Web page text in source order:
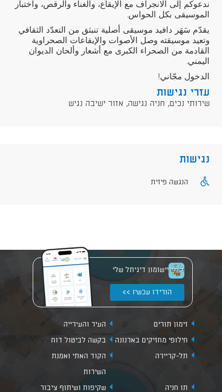
ندعوكم إلى الانجراف مع الإيقاع، والغناء والرقص، واختبار
الموسيقى بكل الحواس.
يقدّم سَهَر دافيد موسيقى أصلية تنبثق من التعدّد الثقافي
وتعيد موسيقته وصل الأصوات والإيقاعات الصحراوية
القادمة من الصحراء الكبرى مع أشعار وألحان الديوان
اليمني.
الدخول مجّاني!
עזרי נגישות
שירותי נכים, חניה נגישה, אזור ישיבה נגיש
נגישות
הנגשה פיזית
יישומון דיגיתל שלי
הורידו עכשיו >>
זימון תורים
העיר והעירייה
חילופי מחזיקים בארנונה
בקשה לביטול דוח
תל-קריירה
הקוד האתי ואמנת
השירות
תו חניה
שקיפות ושיתוף ציבור